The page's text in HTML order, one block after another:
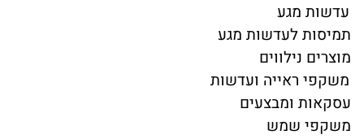
עדשות מגע
תמיסות לעדשות מגע
מוצרים נילווים
משקפי ראייה ועדשות
עסקאות ומבצעים
משקפי שמש